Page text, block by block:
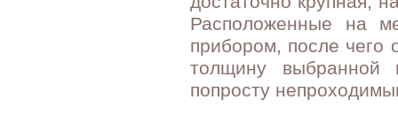
Расположенные на
прибором, после чего
толщину выбранной
попросту